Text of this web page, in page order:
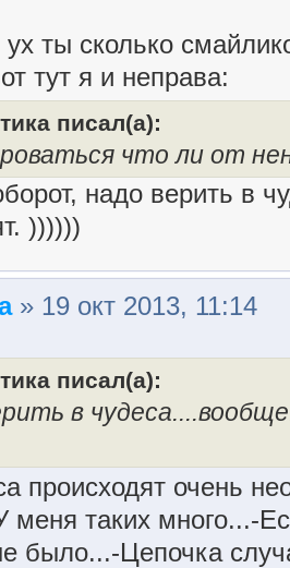
ух ты сколько
тут я и неправа:
писал(а):
что ли от
надо верить в
))))))
» 19 окт 2013, 11:14
писал(а):
в
происходят очень
меня таких много...-
было...-Цепочка